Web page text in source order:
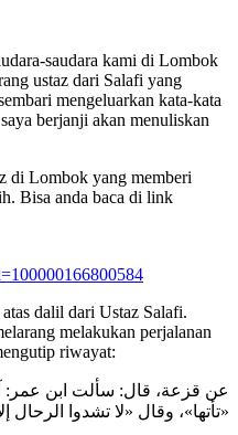
saudara kami di Lombok
ustaz dari Salafi yang
mengeluarkan kata-kata
berjanji akan menuliskan
di Lombok yang memberi
Bisa anda baca di link
dalil dari Ustaz Salafi.
melakukan perjalanan
riwayat:
ﻋﻦ ﻗﺰﻋﺔ، ﻗﺎﻝ: ﺳﺄﻟﺖ ابن ﻋﻤﺮ:
ﺗﺄﺗﻬﺎ»، ﻭﻗﺎﻝ «ﻻ ﺗﺸﺪﻭا اﻟﺮﺣﺎﻝ ﺇﻻ ﺇﻟﻰ ﺛﻼﺛﺔ ﻣﺴﺎﺟﺪ»